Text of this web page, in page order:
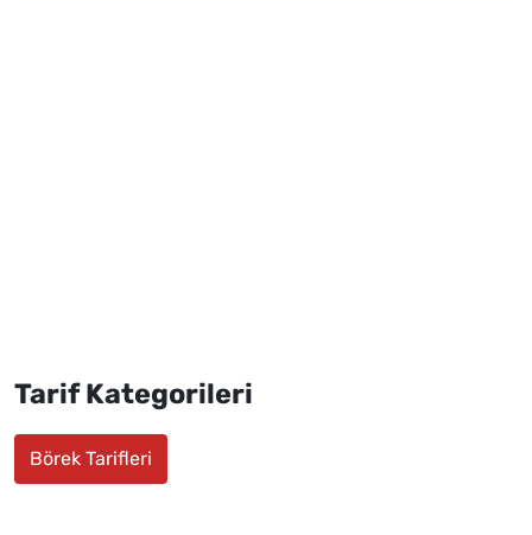
Tarif Kategorileri
Börek Tarifleri